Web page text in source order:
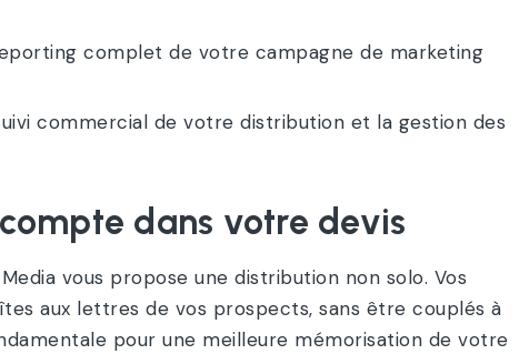
complet de votre campagne de marketing
commercial de votre distribution et la gestion des
dans votre devis
vous propose une distribution non solo. Vos
aux lettres de vos prospects, sans être couplés à
pour une meilleure mémorisation de votre